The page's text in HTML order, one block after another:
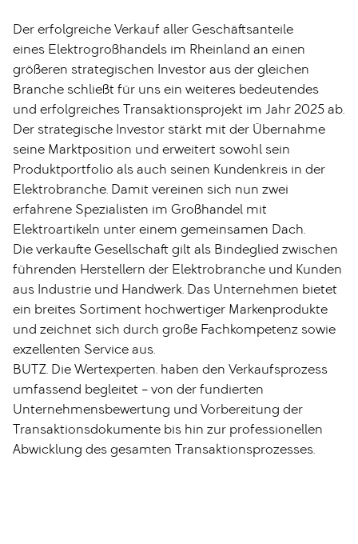
Der erfolgreiche Verkauf aller Geschäftsanteile
eines Elektrogroßhandels im Rheinland an einen
größeren strategischen Investor aus der gleichen
Branche schließt für uns ein weiteres bedeutendes
und erfolgreiches Transaktionsprojekt im Jahr 2025 ab.
Der strategische Investor stärkt mit der Übernahme
seine Marktposition und erweitert sowohl sein
Produktportfolio als auch seinen Kundenkreis in der
Elektrobranche. Damit vereinen sich nun zwei
erfahrene Spezialisten im Großhandel mit
Elektroartikeln unter einem gemeinsamen Dach.
Die verkaufte Gesellschaft gilt als Bindeglied zwischen
führenden Herstellern der Elektrobranche und Kunden
aus Industrie und Handwerk. Das Unternehmen bietet
ein breites Sortiment hochwertiger Markenprodukte
und zeichnet sich durch große Fachkompetenz sowie
exzellenten Service aus.
BUTZ. Die Wertexperten. haben den Verkaufsprozess
umfassend begleitet – von der fundierten
Unternehmensbewertung und Vorbereitung der
Transaktionsdokumente bis hin zur professionellen
Abwicklung des gesamten Transaktionsprozesses.